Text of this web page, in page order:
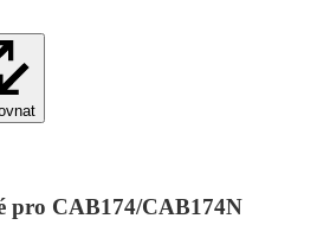
pro CAB174/CAB174N